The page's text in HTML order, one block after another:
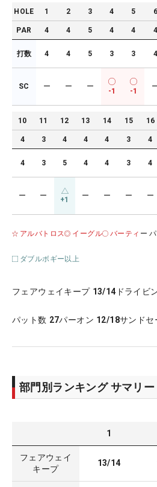
HOLE 1 2 3 4 5 6
PAR 4 4 5 4 4 4
打数 4 4 5 3 3 4
SC ー ー ー
-1 -1
10 11 12 13 14 15 16
4 3 4 4 4 3 4
4 3 5 4 4 3 4
ー ー +1 ー ー ー ー
アルバトロス イーグル バーティ ー
ダブルボギー以上
フェアウェイキープ 13/14 ドライビ
パット数 27パーオン 12/18サンドセ
部門別ランキング サマリー
1
フェアウェイ
キープ
13/14